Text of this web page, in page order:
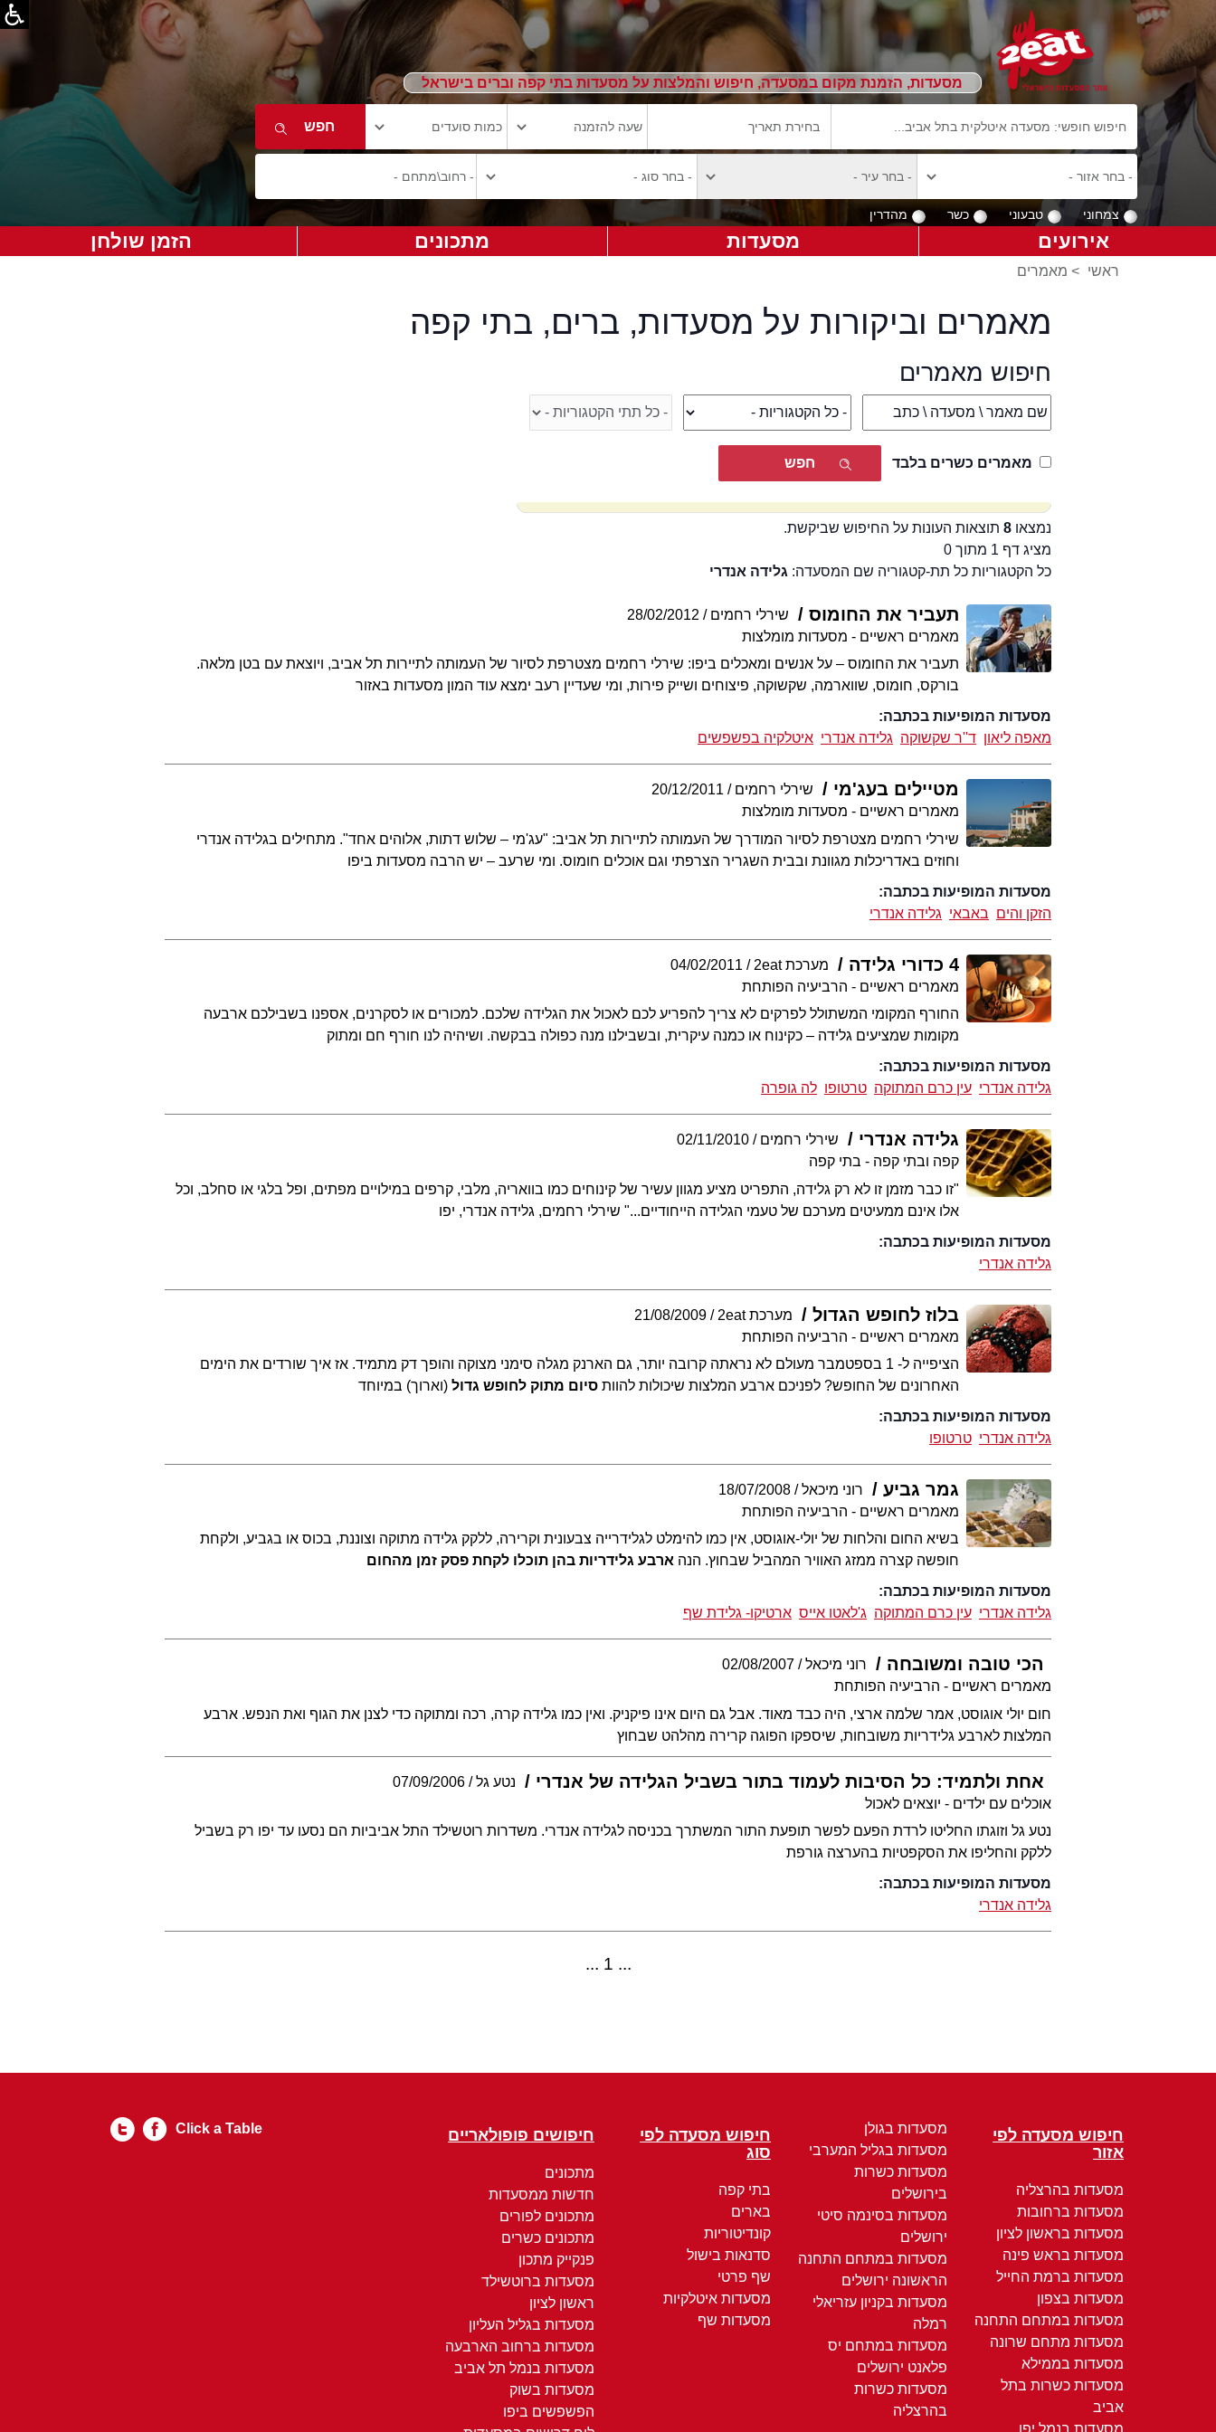
מסעדות, הזמנת מקום במסעדה, חיפוש והמלצות על מסעדות בתי קפה וברים בישראל
צמחוני טבעוני כשר מהדרין
אירועים מסעדות מתכונים הזמן שולחן
ראשי > מאמרים
מאמרים וביקורות על מסעדות, ברים, בתי קפה
חיפוש מאמרים
מאמרים כשרים בלבד
נמצאו 8תוצאות העונות על החיפוש שביקשת.
מציג דף 1 מתוך 0
כל הקטגוריות כל תת-קטגוריה שם המסעדה: גלידה אנדרי
תעביר את החומוס שירלי רחמים
28/02/2012
מאמרים ראשיים - מסעדות מומלצות
תעביר את החומוס – על אנשים ומאכלים ביפו: שירלי רחמים מצטרפת לסיור של העמותה לתיירות תל אביב, ויוצאת עם בטן מלאה.
בורקס, חומוס, שווארמה, שקשוקה, פיצוחים ושייק פירות, ומי שעדיין רעב ימצא עוד המון מסעדות באזור
מסעדות המופיעות בכתבה:
מאפה ליאון ד''ר שקשוקה גלידה אנדרי איטלקיה בפשפשים
מטיילים בעג'מי שירלי רחמים
20/12/2011
מאמרים ראשיים - מסעדות מומלצות
שירלי רחמים מצטרפת לסיור המודרך של העמותה לתיירות תל אביב: "עג'מי – שלוש דתות, אלוהים אחד". מתחילים בגלידה אנדרי
וחוזים באדריכלות מגוונת ובבית השגריר הצרפתי וגם אוכלים חומוס. ומי שרעב – יש הרבה מסעדות ביפו
מסעדות המופיעות בכתבה:
הזקן והים באבאי גלידה אנדרי
4 כדורי גלידה מערכת 2eat
04/02/2011
מאמרים ראשיים - הרביעיה הפותחת
החורף המקומי המשתולל לפרקים לא צריך להפריע לכם לאכול את הגלידה שלכם. למכורים או לסקרנים, אספנו בשבילכם ארבעה
מקומות שמציעים גלידה – כקינוח או כמנה עיקרית, ובשבילנו מנה כפולה בבקשה. ושיהיה לנו חורף חם ומתוק
מסעדות המופיעות בכתבה:
גלידה אנדרי עין כרם המתוקה טרטופו לה גופרה
גלידה אנדרי שירלי רחמים
02/11/2010
קפה ובתי קפה - בתי קפה
"זו כבר מזמן זו לא רק גלידה, התפריט מציע מגוון עשיר של קינוחים כמו בוואריה, מלבי, קרפים במילויים מפתים, ופל בלגי או סחלב, וכל
אלו אינם ממעיטים מערכם של טעמי הגלידה הייחודיים..." שירלי רחמים, גלידה אנדרי, יפו
מסעדות המופיעות בכתבה:
גלידה אנדרי
בלוז לחופש הגדול מערכת 2eat
21/08/2009
מאמרים ראשיים - הרביעיה הפותחת
הציפייה ל- 1 בספטמבר מעולם לא נראתה קרובה יותר, גם הארנק מגלה סימני מצוקה והופך דק מתמיד. אז איך שורדים את הימים
האחרונים של החופש? לפניכם ארבע המלצות שיכולות להוות סיום מתוק לחופש גדול(וארוך) במיוחד
מסעדות המופיעות בכתבה:
גלידה אנדרי טרטופו
גמר גביע רוני מיכאל
18/07/2008
מאמרים ראשיים - הרביעיה הפותחת
בשיא החום והלחות של יולי-אוגוסט, אין כמו להימלט לגלידרייה צבעונית וקרירה, ללקק גלידה מתוקה וצוננת, בכוס או בגביע, ולקחת
חופשה קצרה ממזג האוויר המהביל שבחוץ. הנה ארבע גלידריות בהן תוכלו לקחת פסק זמן מהחום
מסעדות המופיעות בכתבה:
גלידה אנדרי עין כרם המתוקה ג'לאטו אייס ארטיקו- גלידת שף
הכי טובה ומשובחה רוני מיכאל
02/08/2007
מאמרים ראשיים - הרביעיה הפותחת
חום יולי אוגוסט, אמר שלמה ארצי, היה כבד מאוד. אבל גם היום אינו פיקניק. ואין כמו גלידה קרה, רכה ומתוקה כדי לצנן את הגוף ואת הנפש. ארבע
המלצות לארבע גלידריות משובחות, שיספקו הפוגה קרירה מהלהט שבחוץ
אחת ולתמיד: כל הסיבות לעמוד בתור בשביל הגלידה של אנדרי נטע גל
07/09/2006
אוכלים עם ילדים - יוצאים לאכול
נטע גל וזוגתו החליטו לרדת הפעם לפשר תופעת התור המשתרך בכניסה לגלידה אנדרי. משדרות רוטשילד התל אביביות הם נסעו עד יפו רק בשביל
ללקק והחליפו את הסקפטיות בהערצה גורפת
מסעדות המופיעות בכתבה:
גלידה אנדרי
1
חיפוש מסעדה לפי
אזור
מסעדות בהרצליה
מסעדות ברחובות
מסעדות בראשון לציון
מסעדות בראש פינה
מסעדות ברמת החייל
מסעדות בצפון
מסעדות במתחם התחנה
מסעדות מתחם שרונה
מסעדות בממילא
מסעדות כשרות בתל
אביב
מסעדות בנמל יפו
מסעדות בגולן
מסעדות בגליל המערבי
מסעדות כשרות
בירושלים
מסעדות בסינמה סיטי
ירושלים
מסעדות במתחם התחנה
הראשונה ירושלים
מסעדות בקניון עזריאלי
רמלה
מסעדות במתחם יס
פלאנט ירושלים
מסעדות כשרות
בהרצליה
חיפוש מסעדה לפי
סוג
בתי קפה
בארים
קונדיטוריות
סדנאות בישול
שף פרטי
מסעדות איטלקיות
מסעדות שף
חיפושים פופולאריים
מתכונים
חדשות ממסעדות
מתכונים לפורים
מתכונים כשרים
פנקייק מתכון
מסעדות ברוטשילד
ראשון לציון
מסעדות בגליל העליון
מסעדות ברחוב הארבעה
מסעדות בנמל תל אביב
מסעדות בשוק
הפשפשים ביפו
Click a Table